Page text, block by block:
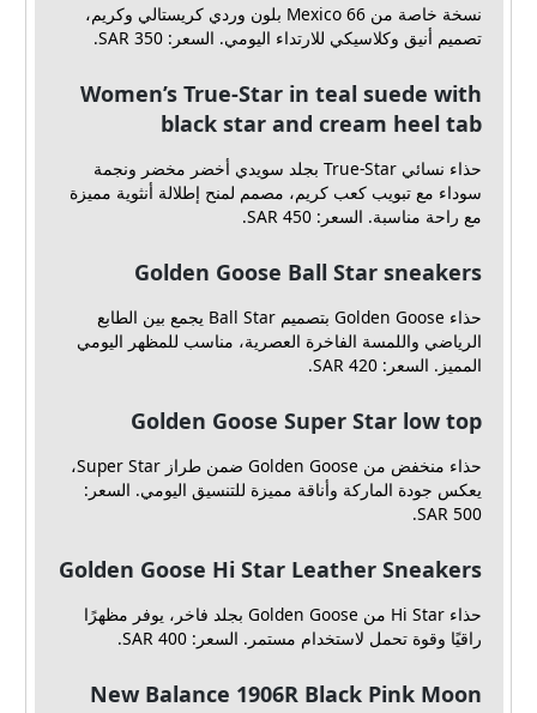
نسخة خاصة من Mexico 66 بلون وردي كريستالي وكريم،
تصميم أنيق وكلاسيكي للارتداء اليومي. السعر: SAR 350.
Women’s True-Star in teal suede with
black star and cream heel tab
حذاء نسائي True-Star بجلد سويدي أخضر مخضر ونجمة
سوداء مع تبويب كعب كريم، مصمم لمنح إطلالة أنثوية مميزة
مع راحة مناسبة. السعر: SAR 450.
Golden Goose Ball Star sneakers
حذاء Golden Goose بتصميم Ball Star يجمع بين الطابع
الرياضي واللمسة الفاخرة العصرية، مناسب للمظهر اليومي
المميز. السعر: SAR 420.
Golden Goose Super Star low top
حذاء منخفض من Golden Goose ضمن طراز Super Star،
يعكس جودة الماركة وأناقة مميزة للتنسيق اليومي. السعر:
SAR 500.
Golden Goose Hi Star Leather Sneakers
حذاء Hi Star من Golden Goose بجلد فاخر، يوفر مظهرًا
راقيًا وقوة تحمل لاستخدام مستمر. السعر: SAR 400.
New Balance 1906R Black Pink Moon